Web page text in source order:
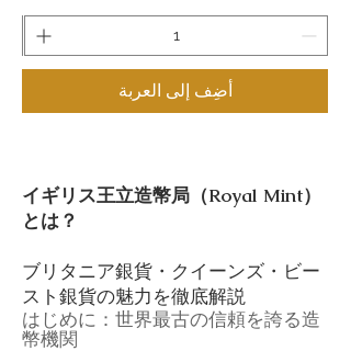
أضِف إلى العربة
イギリス王立造幣局（Royal Mint）
とは？
ブリタニア銀貨・クイーンズ・ビー
スト銀貨の魅力を徹底解説
はじめに：世界最古の信頼を誇る造
幣機関